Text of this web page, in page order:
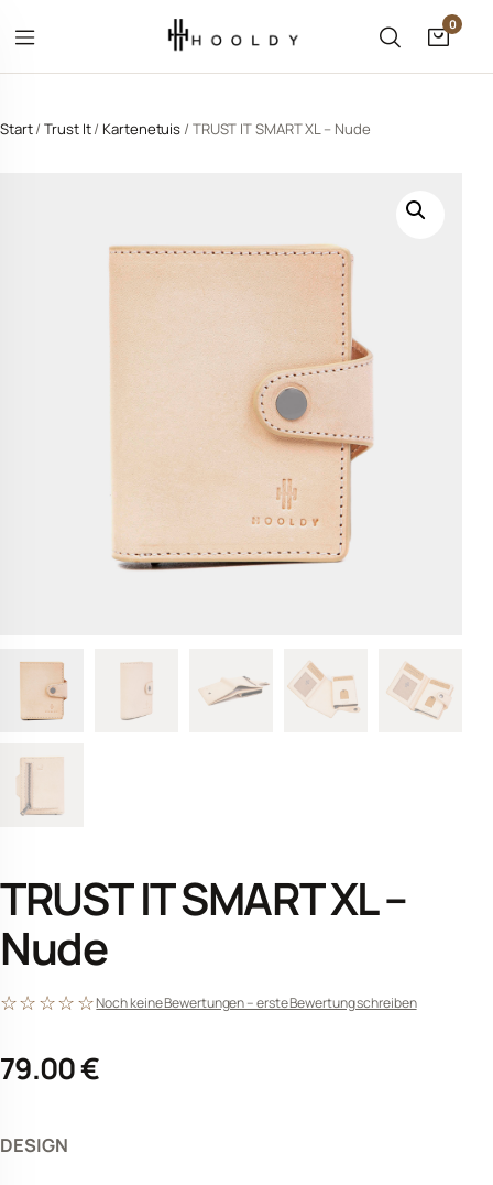
Menü öffnen
Suche
0
Start/Trust It/ Kartenetuis / TRUST IT SMART XL – Nude
TRUST IT SMART XL –
Nude
☆☆☆☆☆Noch keine Bewertungen – erste Bewertung schreiben
79.00€
DESIGN